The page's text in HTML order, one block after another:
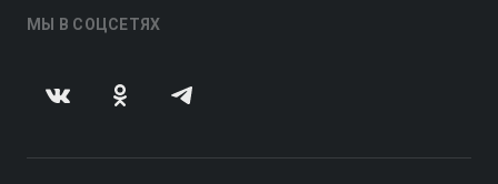
МЫ В СОЦСЕТЯХ